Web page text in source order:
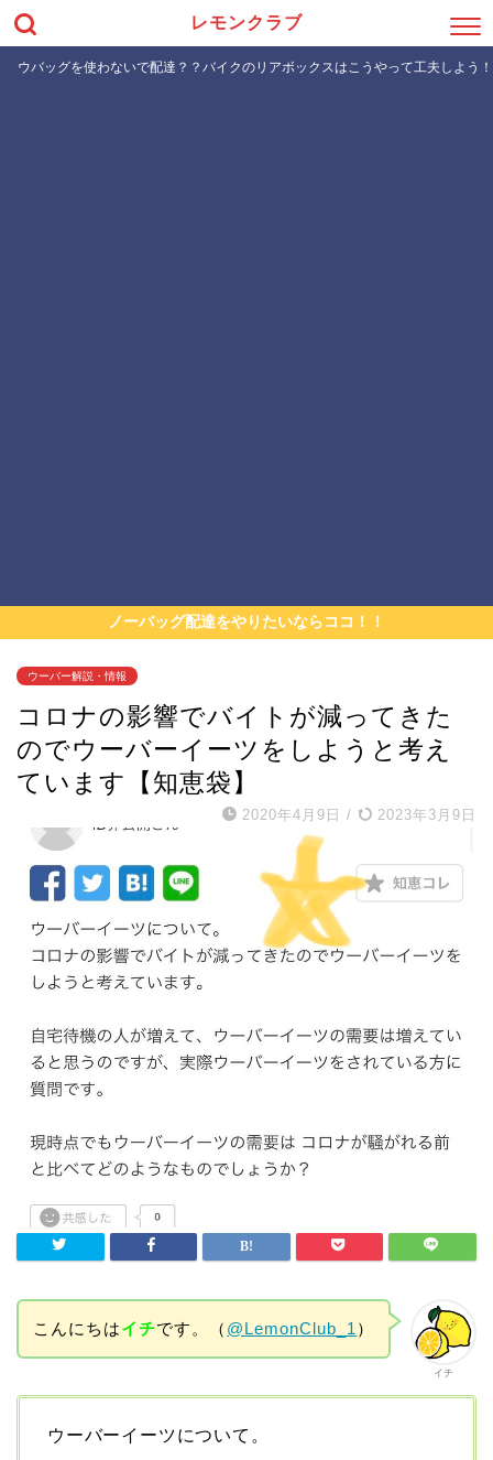
レモンクラブ
ウバッグを使わないで配達？？バイクのリアボックスはこうやって工夫しよう
ノーバッグ配達をやりたいならココ！！
ウーバー解説・情報
コロナの影響でバイトが減ってきた
のでウーバーイーツをしようと考え
ています【知恵袋】
2020年4月9日 / 2023年3月9日
イチ
こんにちはイチです。（ @LemonClub_1 ）
ウーバーイーツについて。